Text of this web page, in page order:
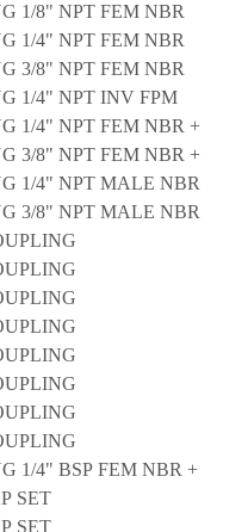
1/8" NPT FEM NBR
1/4" NPT FEM NBR
3/8" NPT FEM NBR
1/4" NPT INV FPM
1/4" NPT FEM NBR +
3/8" NPT FEM NBR +
1/4" NPT MALE NBR
3/8" NPT MALE NBR
1/4" BSP FEM NBR +
SET
SET